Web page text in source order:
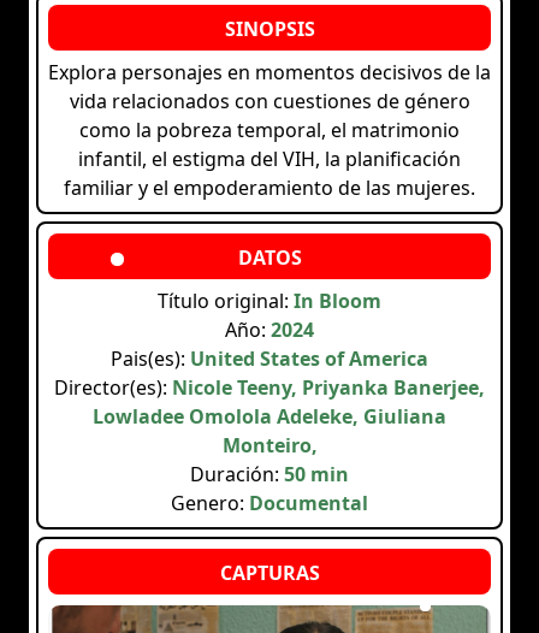
Explora personajes en momentos decisivos de la
vida relacionados con cuestiones de género
como la pobreza temporal, el matrimonio
infantil, el estigma del VIH, la planificación
familiar y el empoderamiento de las mujeres.
Título original: In Bloom
Año: 2024
Pais(es): United States of America
Director(es): Nicole Teeny, Priyanka Banerjee,
Lowladee Omolola Adeleke, Giuliana
Monteiro,
Duración: 50 min
Genero: Documental